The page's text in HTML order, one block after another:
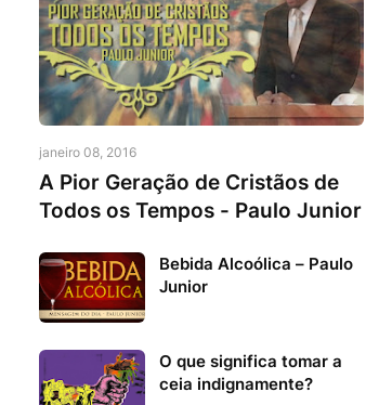
janeiro 08, 2016
A Pior Geração de Cristãos de
Todos os Tempos - Paulo Junior
Bebida Alcoólica – Paulo
Junior
O que significa tomar a
ceia indignamente?